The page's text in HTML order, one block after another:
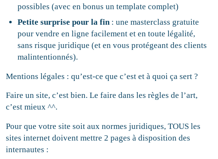
possibles (avec en bonus un template complet)
Petite surprise pour la fin: une masterclass gratuite
pour vendre en ligne facilement et en toute légalité,
sans risque juridique (et en vous protégeant des clients
malintentionnés).
Mentions légales : qu’est-ce que c’est et à quoi ça sert ?
Faire un site, c’est bien. Le faire dans les règles de l’art,
c’est mieux ^^.
Pour que votre site soit aux normes juridiques, TOUS les
sites internet doivent mettre 2 pages à disposition des
internautes :